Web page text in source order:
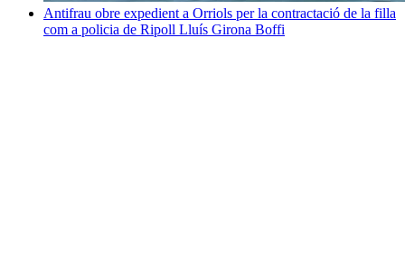
Antifrau obre expedient a Orriols per la contractació de la filla
com a policia de Ripoll Lluís Girona Boffi